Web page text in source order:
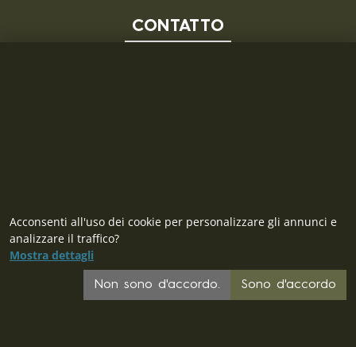
Acconsenti all'uso dei cookie per personalizzare gli annunci e
analizzare il traffico?
Mostra dettagli
Non sono d'accordo. Sono d'accordo
CONTATTO